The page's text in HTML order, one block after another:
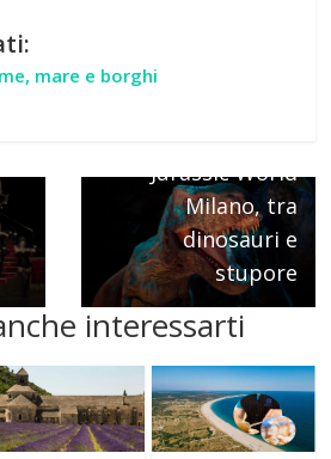
mare e borghi
Jurassic World
Milano, tra
dinosauri e
stupore
interessarti